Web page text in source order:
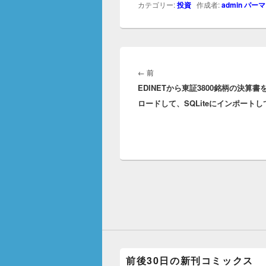
カテゴリー:投資 作成者:adminパー
稿
ナ
ビ
ゲ
ン
← 前前
の
投
EDINETから東証3800銘柄の決算書
ロードして、SQLiteにインポートし
前後30日の新刊コミックス